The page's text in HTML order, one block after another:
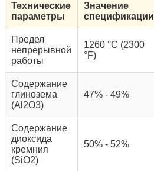
Технические
параметры
Значение
спецификации
Предел
непрерывной
работы
1260 °C (2300
°F)
Содержание
глинозема
(Al2O3)
47% - 49%
Содержание
диоксида
кремния
(SiO2)
50% - 52%